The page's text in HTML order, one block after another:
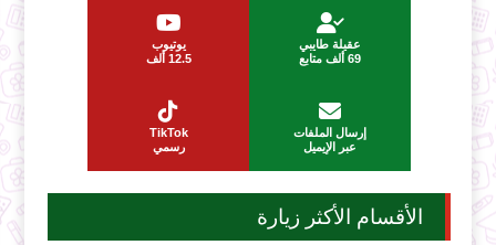
عقيلة طايبي
69 ألف متابع
يوتيوب
12.5 ألف
إرسال الملفات
عبر الإيميل
TikTok
رسمي
الأقسام الأكثر زيارة